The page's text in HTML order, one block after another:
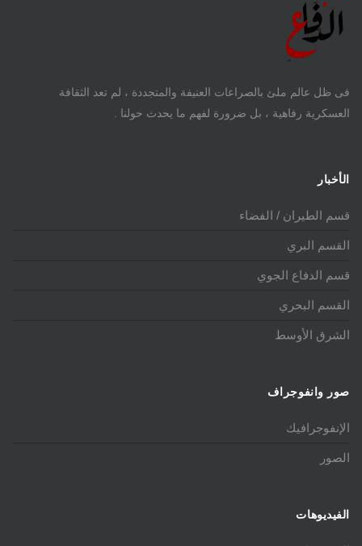
فى ظل عالم ملئ بالصراعات العنيفة والمتجددة ، لم تعد الثقافة
العسكرية رفاهية ، بل ضرورة لفهم ما يحدث حولنا .
الأخبار
قسم الطيران / الفضاء
القسم البري
قسم الدفاع الجوي
القسم البحري
الشرق الأوسط
صور وانفوجراف
الإنفوجرافيك
الصور
الفيديوهات